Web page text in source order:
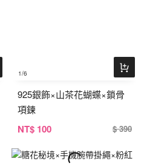
1/6
925銀飾×山茶花蝴蝶×鎖骨
項鍊
NT$ 100 $ 390